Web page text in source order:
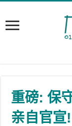
重磅: 保
亲自官宣